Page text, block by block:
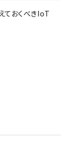
ておくべきIoT